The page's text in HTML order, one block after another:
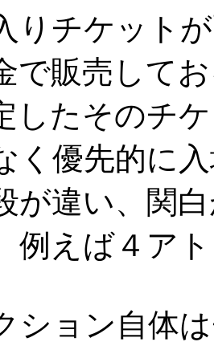
りチケット
で販売して
したそのチ
く優先的に
が違い、関
例えば４ア
ョン自体